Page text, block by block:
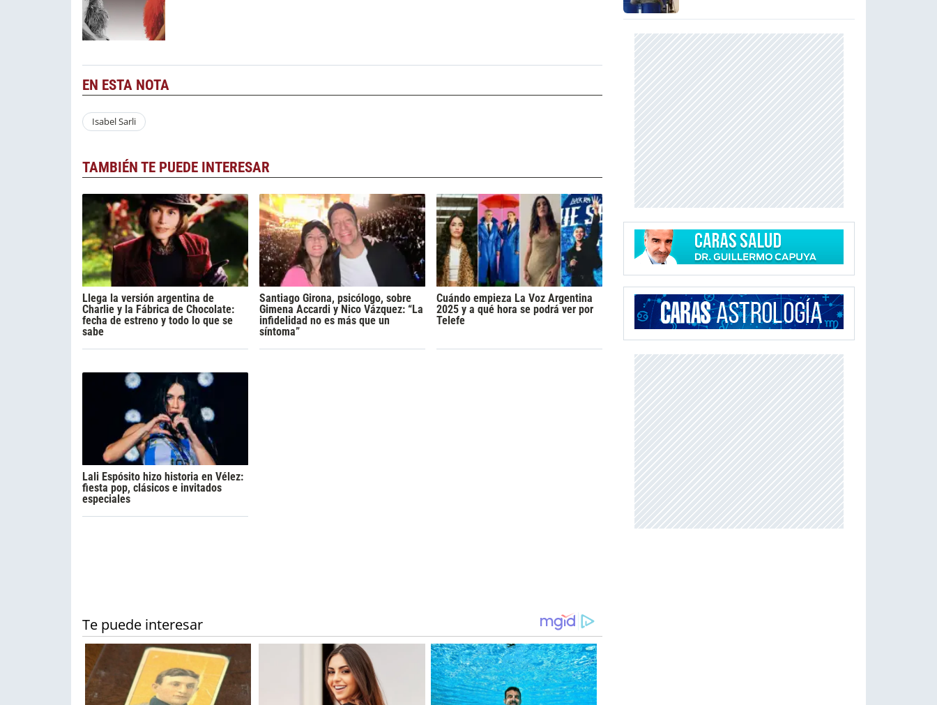
EN ESTA NOTA
Isabel Sarli
TAMBIÉN TE PUEDE INTERESAR
Llega la versión argentina de
Charlie y la Fábrica de Chocolate:
fecha de estreno y todo lo que se
sabe
Santiago Girona, psicólogo, sobre
Gimena Accardi y Nico Vázquez: “La
infidelidad no es más que un
síntoma”
Cuándo empieza La Voz Argentina
2025 y a qué hora se podrá ver por
Telefe
Lali Espósito hizo historia en Vélez:
fiesta pop, clásicos e invitados
especiales